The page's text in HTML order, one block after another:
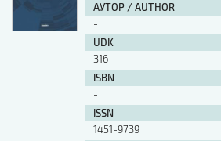
АУТОР / AUTHOR
-
UDK
316
ISBN
-
ISSN
1451-9739